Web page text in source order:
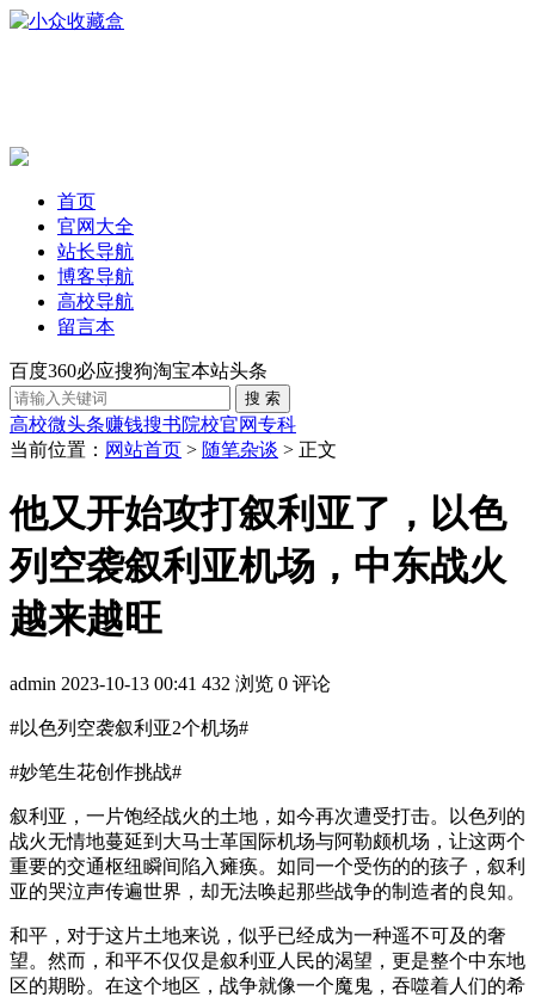
首页
官网大全
站长导航
博客导航
高校导航
留言本
百度360必应搜狗淘宝本站头条
高校微头条赚钱搜书院校官网专科
当前位置： 网站首页 > 随笔杂谈 > 正文
他又开始攻打叙利亚了，以色
列空袭叙利亚机场，中东战火
越来越旺
admin 2023-10-13 00:41 432 浏览 0 评论
#以色列空袭叙利亚2个机场#​
#妙笔生花创作挑战#​
叙利亚，一片饱经战火的土地，如今再次遭受打击。以色列的
战火无情地蔓延到大马士革国际机场与阿勒颇机场，让这两个
重要的交通枢纽瞬间陷入瘫痪。如同一个受伤的的孩子，叙利
亚的哭泣声传遍世界，却无法唤起那些战争的制造者的良知。
和平，对于这片土地来说，似乎已经成为一种遥不可及的奢
望。然而，和平不仅仅是叙利亚人民的渴望，更是整个中东地
区的期盼。在这个地区，战争就像一个魔鬼，吞噬着人们的希